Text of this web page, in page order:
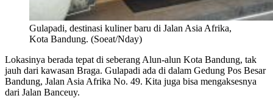
Gulapadi, destinasi kuliner baru di Jalan Asia Afrika,
Kota Bandung. (Soeat/Nday)
Lokasinya berada tepat di seberang Alun-alun Kota Bandung, tak
jauh dari kawasan Braga. Gulapadi ada di dalam Gedung Pos Besar
Bandung, Jalan Asia Afrika No. 49. Kita juga bisa mengaksesnya
dari Jalan Banceuy.